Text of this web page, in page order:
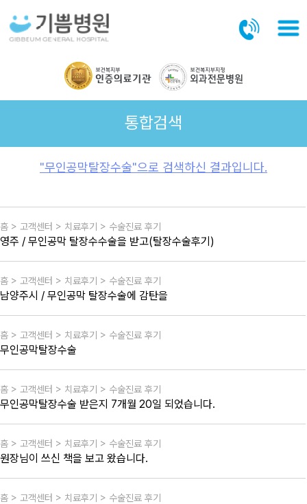
통합검색
"무인공막탈장수술"으로 검색하신 결과입니다.
홈 > 고객센터 > 치료후기 > 수술진료 후기
영주 / 무인공막 탈장수수술을 받고(탈장수술후기)
홈 > 고객센터 > 치료후기 > 수술진료 후기
남양주시 / 무인공막 탈장수술에 감탄을
홈 > 고객센터 > 치료후기 > 수술진료 후기
무인공막탈장수술
홈 > 고객센터 > 치료후기 > 수술진료 후기
무인공막탈장수술 받은지 7개월 20일 되었습니다.
홈 > 고객센터 > 치료후기 > 수술진료 후기
원장님이 쓰신 책을 보고 왔습니다.
홈 > 고객센터 > 치료후기 > 수술진료 후기